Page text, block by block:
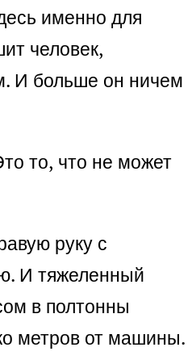
именно для
человек,
И больше он ничем
то, что не может
руку с
И тяжеленный
в полтонны
метров от машины.